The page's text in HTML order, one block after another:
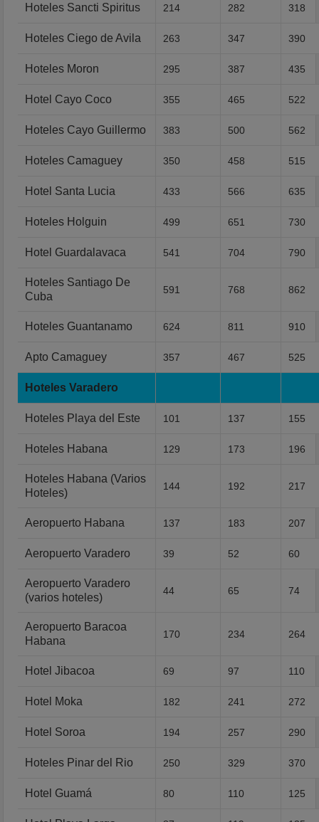
Hoteles Sancti Spiritus 214 282 318
Hoteles Ciego de Avila 263 347 390
Hoteles Moron 295 387 435
Hotel Cayo Coco 355 465 522
Hoteles Cayo Guillermo 383 500 562
Hoteles Camaguey 350 458 515
Hotel Santa Lucia 433 566 635
Hoteles Holguin 499 651 730
Hotel Guardalavaca 541 704 790
Hoteles Santiago De
Cuba
591 768 862
Hoteles Guantanamo 624 811 910
Apto Camaguey 357 467 525
Hoteles Varadero
Hoteles Playa del Este 101 137 155
Hoteles Habana 129 173 196
Hoteles Habana (Varios
Hoteles)
144 192 217
Aeropuerto Habana 137 183 207
Aeropuerto Varadero 39 52 60
Aeropuerto Varadero
(varios hoteles)
44 65 74
Aeropuerto Baracoa
Habana
170 234 264
Hotel Jibacoa 69 97 110
Hotel Moka 182 241 272
Hotel Soroa 194 257 290
Hoteles Pinar del Rio 250 329 370
Hotel Guamá 80 110 125